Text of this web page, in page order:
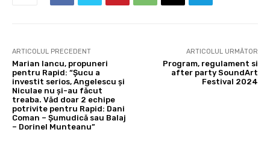
ARTICOLUL PRECEDENT
Marian Iancu, propuneri
pentru Rapid: “Șucu a
investit serios, Angelescu și
Niculae nu și-au făcut
treaba. Văd doar 2 echipe
potrivite pentru Rapid: Dani
Coman – Șumudică sau Balaj
– Dorinel Munteanu”
ARTICOLUL URMĂTOR
Program, regulament si
after party SoundArt
Festival 2024